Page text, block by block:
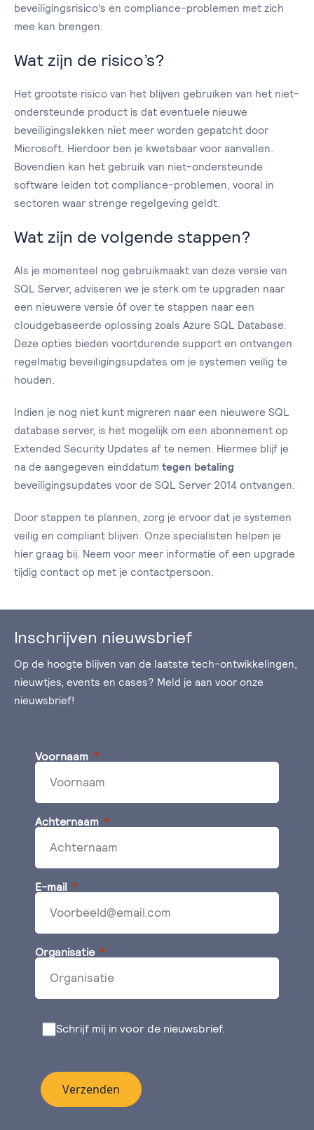
beveiligingsrisico's en compliance-problemen met zich
mee kan brengen.
Wat zijn de risico’s?
Het grootste risico van het blijven gebruiken van het niet-
ondersteunde product is dat eventuele nieuwe
beveiligingslekken niet meer worden gepatcht door
Microsoft. Hierdoor ben je kwetsbaar voor aanvallen.
Bovendien kan het gebruik van niet-ondersteunde
software leiden tot compliance-problemen, vooral in
sectoren waar strenge regelgeving geldt.
Wat zijn de volgende stappen?
Als je momenteel nog gebruikmaakt van deze versie van
SQL Server, adviseren we je sterk om te upgraden naar
een nieuwere versie óf over te stappen naar een
cloudgebaseerde oplossing zoals Azure SQL Database.
Deze opties bieden voortdurende support en ontvangen
regelmatig beveiligingsupdates om je systemen veilig te
houden.
Indien je nog niet kunt migreren naar een nieuwere SQL
database server, is het mogelijk om een abonnement op
Extended Security Updates af te nemen. Hiermee blijf je
na de aangegeven einddatum tegen betaling
beveiligingsupdates voor de SQL Server 2014 ontvangen.
Door stappen te plannen, zorg je ervoor dat je systemen
veilig en compliant blijven. Onze specialisten helpen je
hier graag bij. Neem voor meer informatie of een upgrade
tijdig contact op met je contactpersoon.
Inschrijven nieuwsbrief
Op de hoogte blijven van de laatste tech-ontwikkelingen,
nieuwtjes, events en cases? Meld je aan voor onze
nieuwsbrief!
Voornaam
Achternaam
E-mail
Organisatie
Schrijf mij in voor de nieuwsbrief.
Verzenden